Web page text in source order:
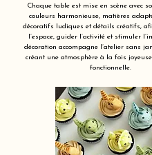
Chaque table est mise en scène avec
couleurs harmonieuse, matières
décoratifs ludiques et détails créatifs,
l’espace, guider l’activité et stimuler
décoration accompagne l’atelier sans
créant une atmosphère à la fois
fonctionnelle.